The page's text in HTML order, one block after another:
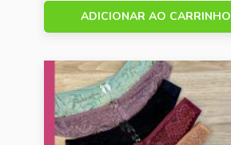
ADICIONAR AO CARRINHO